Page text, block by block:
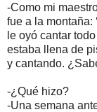
-Como mi
fue a la montaña:
le oyó cantar
estaba llena de
y cantando.
-¿Qué hizo?
-Una semana